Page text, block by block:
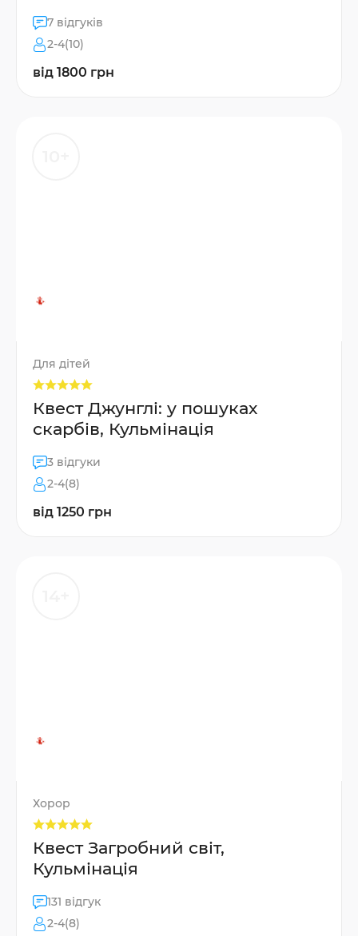
7 відгуків
2-4(10)
від 1800 грн
Для дітей
Квест Джунглі: у пошуках
скарбів, Кульмінація
3 відгуки
2-4(8)
від 1250 грн
Хорор
Квест Загробний світ,
Кульмінація
131 відгук
2-4(8)